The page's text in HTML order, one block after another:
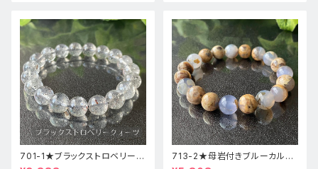
701-1★ブラックストロベリーク
ォーツ【高品質】天然石ブレスレ
713-2★母岩付きブルーカルセ
ドニー【高品質】天然石ブレスレ